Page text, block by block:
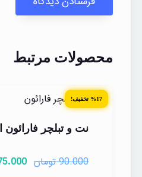
محصولات مرتبط
%17 تخفیف!
نت و تبلچر فارائون
90.000 تومان